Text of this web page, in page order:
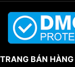
TRANG BÁN HÀNG